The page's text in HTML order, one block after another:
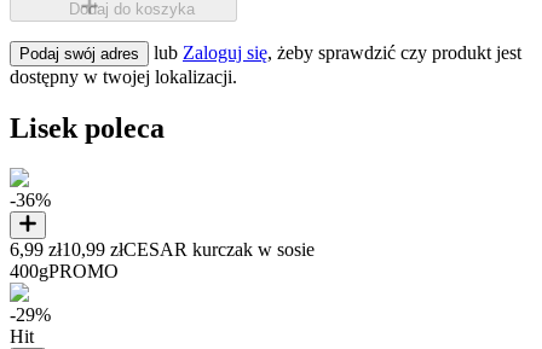
Dodaj do koszyka
Podaj swój adres lub Zaloguj się, żeby sprawdzić czy produkt jest
dostępny w twojej lokalizacji.
Lisek poleca
-36%
6,99 zł10,99 złCESAR kurczak w sosie
400gPROMO
-29%
Hit